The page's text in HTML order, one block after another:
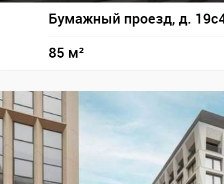
Бумажный проезд, д.
85 м²